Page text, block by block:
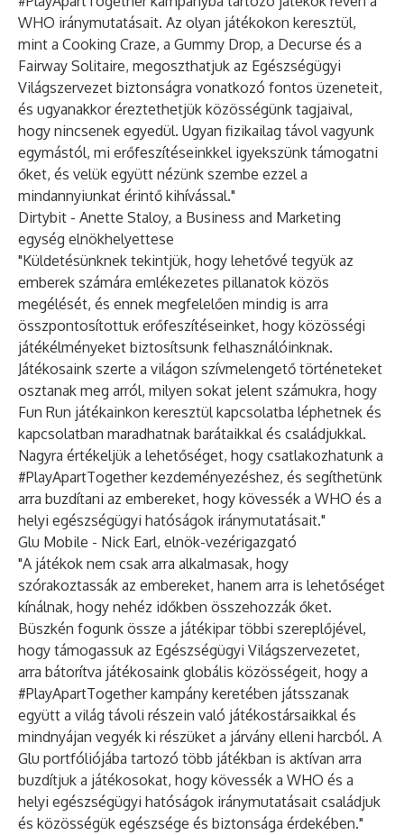
WHO iránymutatásait. Az olyan játékokon keresztül,
mint a Cooking Craze, a Gummy Drop, a Decurse és a
Fairway Solitaire, megoszthatjuk az Egészségügyi
Világszervezet biztonságra vonatkozó fontos üzeneteit,
és ugyanakkor éreztethetjük közösségünk tagjaival,
hogy nincsenek egyedül. Ugyan fizikailag távol vagyunk
egymástól, mi erőfeszítéseinkkel igyekszünk támogatni
őket, és velük együtt nézünk szembe ezzel a
mindannyiunkat érintő kihívással."
Dirtybit - Anette Staloy, a Business and Marketing
egység elnökhelyettese
"Küldetésünknek tekintjük, hogy lehetővé tegyük az
emberek számára emlékezetes pillanatok közös
megélését, és ennek megfelelően mindig is arra
összpontosítottuk erőfeszítéseinket, hogy közösségi
játékélményeket biztosítsunk felhasználóinknak.
Játékosaink szerte a világon szívmelengető történeteket
osztanak meg arról, milyen sokat jelent számukra, hogy
Fun Run játékainkon keresztül kapcsolatba léphetnek és
kapcsolatban maradhatnak barátaikkal és családjukkal.
Nagyra értékeljük a lehetőséget, hogy csatlakozhatunk a
#PlayApartTogether kezdeményezéshez, és segíthetünk
arra buzdítani az embereket, hogy kövessék a WHO és a
helyi egészségügyi hatóságok iránymutatásait."
Glu Mobile - Nick Earl, elnök-vezérigazgató
"A játékok nem csak arra alkalmasak, hogy
szórakoztassák az embereket, hanem arra is lehetőséget
kínálnak, hogy nehéz időkben összehozzák őket.
Büszkén fogunk össze a játékipar többi szereplőjével,
hogy támogassuk az Egészségügyi Világszervezetet,
arra bátorítva játékosaink globális közösségeit, hogy a
#PlayApartTogether kampány keretében játsszanak
együtt a világ távoli részein való játékostársaikkal és
mindnyájan vegyék ki részüket a járvány elleni harcból. A
Glu portfóliójába tartozó több játékban is aktívan arra
buzdítjuk a játékosokat, hogy kövessék a WHO és a
helyi egészségügyi hatóságok iránymutatásait családjuk
és közösségük egészsége és biztonsága érdekében."